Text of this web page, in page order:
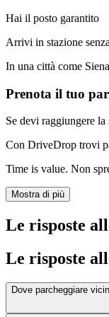
Hai il posto garantito
Arrivi in stazione
In una città come
Prenota il tuo
Se devi raggiungere
Con DriveDrop trovi
Time is value. Non
Mostra di più
Le risposte
Le risposte
Dove parcheggiare